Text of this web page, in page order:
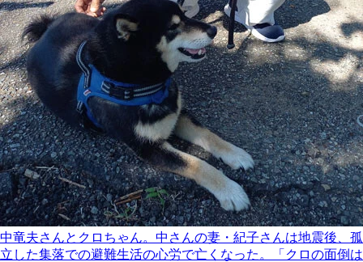
中竜夫さんとクロちゃん。中さんの妻・紀子さんは地震後、孤
立した集落での避難生活の心労で亡くなった。「クロの面倒は